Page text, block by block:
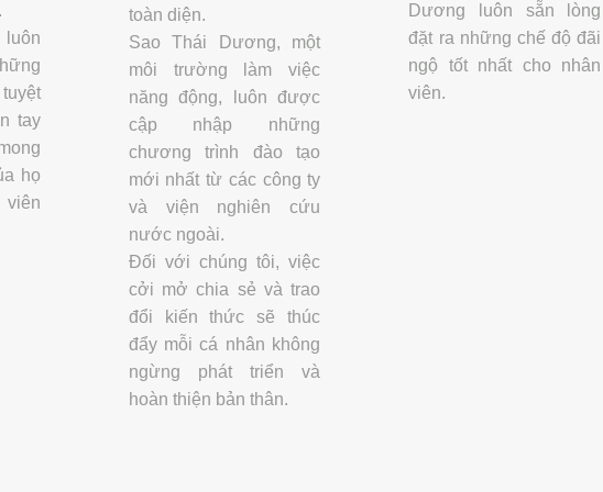
tay
họ
toàn diện.
Sao Thái Dương, một
môi trường làm việc
năng động, luôn được
cập nhập những
chương trình đào tạo
mới nhất từ các công ty
và viện nghiên cứu
nước ngoài.
Đối với chúng tôi, việc
cởi mở chia sẻ và trao
đổi kiến thức sẽ thúc
đẩy mỗi cá nhân không
ngừng phát triển và
hoàn thiện bản thân.
Dương luôn sẵn lòng
đặt ra những chế độ đãi
ngộ tốt nhất cho nhân
viên.